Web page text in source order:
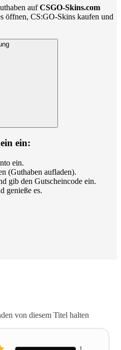
aufCSGO-Skins.com
öffnen, CS:GO-Skins kaufen und
ein:
ein.
(Guthaben aufladen).
gib den Gutscheincode ein.
genieße es.
von diesem Titel halten